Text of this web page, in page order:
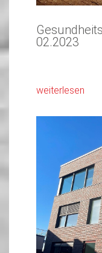
02.2023
weiterlesen